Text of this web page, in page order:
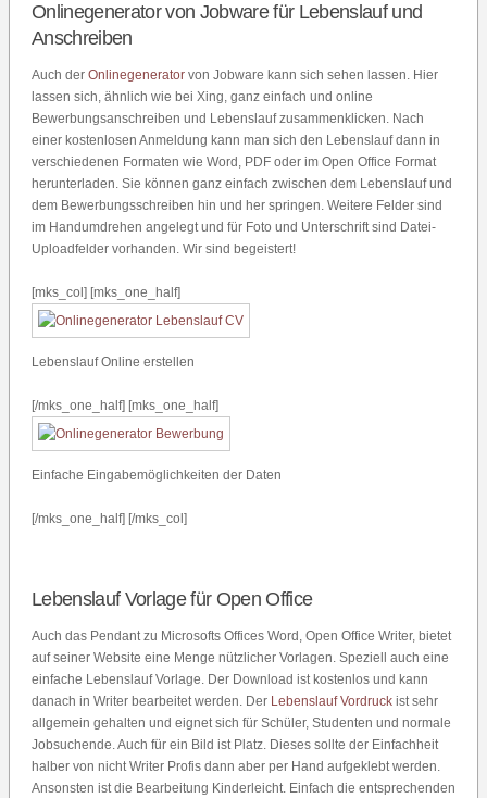
Onlinegenerator von Jobware für Lebenslauf und
Anschreiben
Auch der Onlinegenerator von Jobware kann sich sehen lassen. Hier
lassen sich, ähnlich wie bei Xing, ganz einfach und online
Bewerbungsanschreiben und Lebenslauf zusammenklicken. Nach
einer kostenlosen Anmeldung kann man sich den Lebenslauf dann in
verschiedenen Formaten wie Word, PDF oder im Open Office Format
herunterladen. Sie können ganz einfach zwischen dem Lebenslauf und
dem Bewerbungsschreiben hin und her springen. Weitere Felder sind
im Handumdrehen angelegt und für Foto und Unterschrift sind Datei-
Uploadfelder vorhanden. Wir sind begeistert!
[mks_col] [mks_one_half]
Lebenslauf Online erstellen
[/mks_one_half] [mks_one_half]
Einfache Eingabemöglichkeiten der Daten
[/mks_one_half] [/mks_col]
Lebenslauf Vorlage für Open Office
Auch das Pendant zu Microsofts Offices Word, Open Office Writer, bietet
auf seiner Website eine Menge nützlicher Vorlagen. Speziell auch eine
einfache Lebenslauf Vorlage. Der Download ist kostenlos und kann
danach in Writer bearbeitet werden. Der Lebenslauf Vordruck ist sehr
allgemein gehalten und eignet sich für Schüler, Studenten und normale
Jobsuchende. Auch für ein Bild ist Platz. Dieses sollte der Einfachheit
halber von nicht Writer Profis dann aber per Hand aufgeklebt werden.
Ansonsten ist die Bearbeitung Kinderleicht. Einfach die entsprechenden